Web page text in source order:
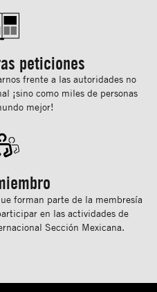
peticiones
frente a las autoridades no
¡sino como miles de personas
mejor!
forman parte de la membresía
en las actividades de
Sección Mexicana.